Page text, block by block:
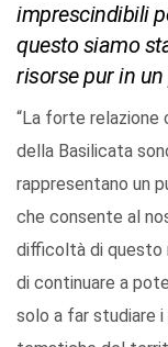
imprescindibili
questo siamo
risorse pur in
“La forte relazione
della Basilicata
rappresentano un
che consente al
difficoltà di questo
di continuare a
solo a far studiare